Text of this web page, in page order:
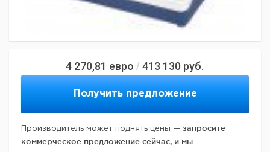
4 270,81 евро / 413 130 руб.
Получить предложение
Производитель может поднять цены — запросите
коммерческое предложение сейчас, и мы